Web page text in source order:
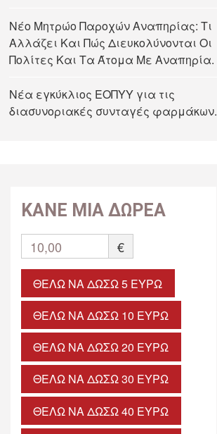
Νέο Μητρώο Παροχών Αναπηρίας: Τι
Αλλάζει Και Πώς Διευκολύνονται Οι
Πολίτες Και Τα Άτομα Με Αναπηρία.
Νέα εγκύκλιος ΕΟΠΥΥ για τις
διασυνοριακές συνταγές φαρμάκων.
ΚΑΝΕ ΜΙΑ ΔΩΡΕΑ
10,00 €
ΘΈΛΩ ΝΑ ΔΏΣΩ 5 ΕΥΡΏ
ΘΈΛΩ ΝΑ ΔΏΣΩ 10 ΕΥΡΏ
ΘΈΛΩ ΝΑ ΔΏΣΩ 20 ΕΥΡΏ
ΘΈΛΩ ΝΑ ΔΏΣΩ 30 ΕΥΡΏ
ΘΈΛΩ ΝΑ ΔΏΣΩ 40 ΕΥΡΏ